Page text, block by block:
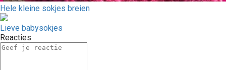
Hele kleine sokjes breien
Lieve babysokjes
Reacties